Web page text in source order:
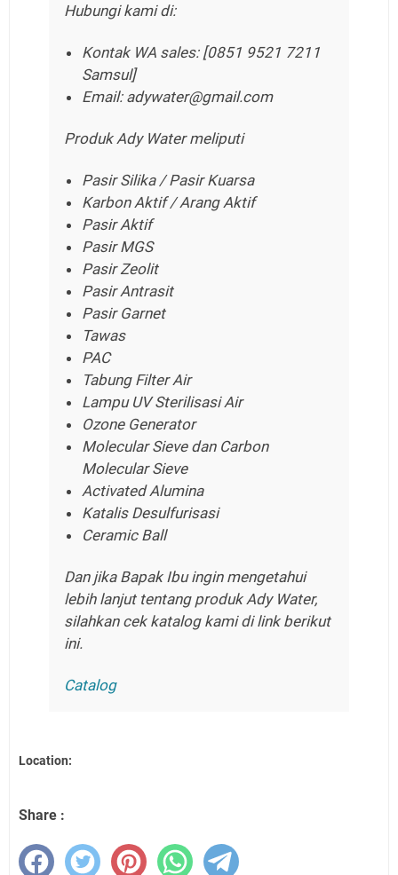
Hubungi kami di:
Kontak WA sales: [0851 9521 7211
Samsul]
Email: adywater@gmail.com
Produk Ady Water meliputi
Pasir Silika / Pasir Kuarsa
Karbon Aktif / Arang Aktif
Pasir Aktif
Pasir MGS
Pasir Zeolit
Pasir Antrasit
Pasir Garnet
Tawas
PAC
Tabung Filter Air
Lampu UV Sterilisasi Air
Ozone Generator
Molecular Sieve dan Carbon
Molecular Sieve
Activated Alumina
Katalis Desulfurisasi
Ceramic Ball
Dan jika Bapak Ibu ingin mengetahui
lebih lanjut tentang produk Ady Water,
silahkan cek katalog kami di link berikut
ini.
Catalog
Location:
Share :